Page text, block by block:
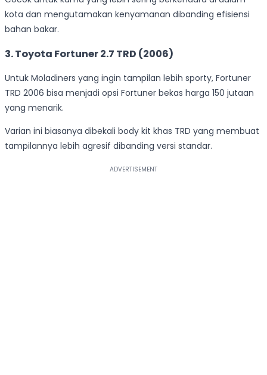
kota dan mengutamakan kenyamanan dibanding efisiensi
bahan bakar.
3. Toyota Fortuner 2.7 TRD (2006)
Untuk Moladiners yang ingin tampilan lebih sporty, Fortuner
TRD 2006 bisa menjadi opsi Fortuner bekas harga 150 jutaan
yang menarik.
Varian ini biasanya dibekali body kit khas TRD yang membuat
tampilannya lebih agresif dibanding versi standar.